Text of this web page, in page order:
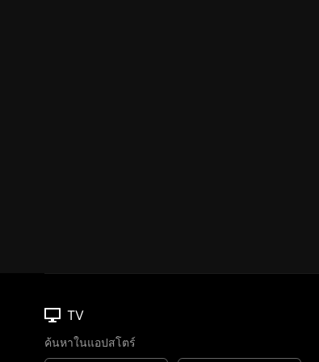
TV
ค้นหาในแอปสโตร์